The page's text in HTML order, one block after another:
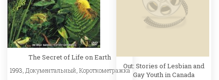
The Secret of Life on Earth
1993, Документальный КороткометражкаOut: Stories of Lesbian and
Gay Youth in Canada